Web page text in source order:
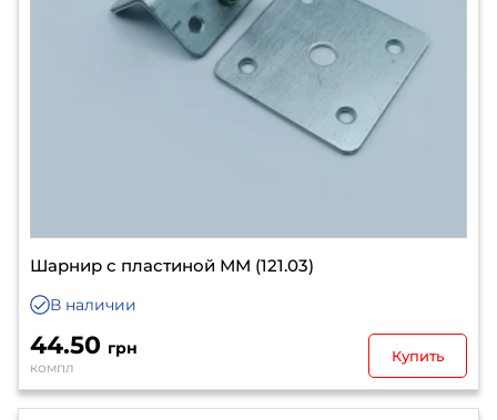
Шарнир с пластиной ММ (121.03)
В наличии
44.50 грн
компл
Купить